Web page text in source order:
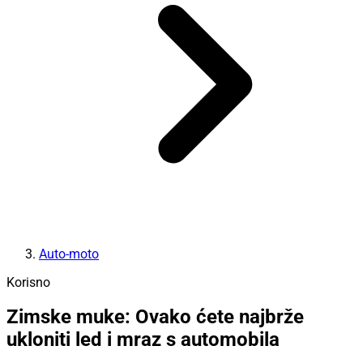
Auto-moto
Korisno
Zimske muke: Ovako ćete najbrže
ukloniti led i mraz s automobila